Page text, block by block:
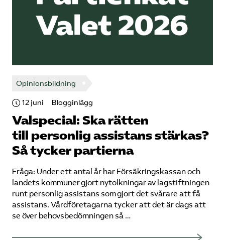
Logga in på Arbetsgivarguiden
Sök på vardforetagarna.se
Press
Opinionsbildning
12 juni Blogginlägg
Valspecial: Ska rätten
till personlig assistans stärkas?
Så tycker partierna
Fråga: Under ett antal år har Försäkringskassan och
landets kommuner gjort nytolkningar av lagstiftningen
runt personlig assistans som gjort det svårare att få
assistans. Vårdföretagarna tycker att det är dags att
se över behovsbedömningen så …